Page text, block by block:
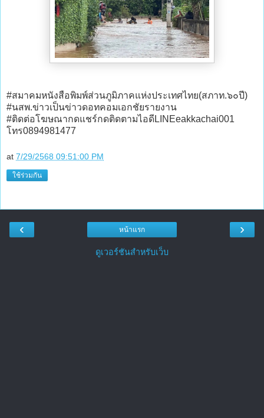
#สมาคมหนังสือพิมพ์ส่วนภูมิภาคแห่งประเทศไทย(สภาท.๖๐ปี)
#นสพ.ข่าวเป็นข่าวดอทคอมเอกชัยรายงาน
#ติดต่อโฆษณากดแชร์กดติดตามไอดีLINEeakkachai001
โทร0894981477
at 7/29/2568 09:51:00 PM
ใช้ร่วมกัน
‹ ›
หน้าแรก
ดูเวอร์ชันสำหรับเว็บ